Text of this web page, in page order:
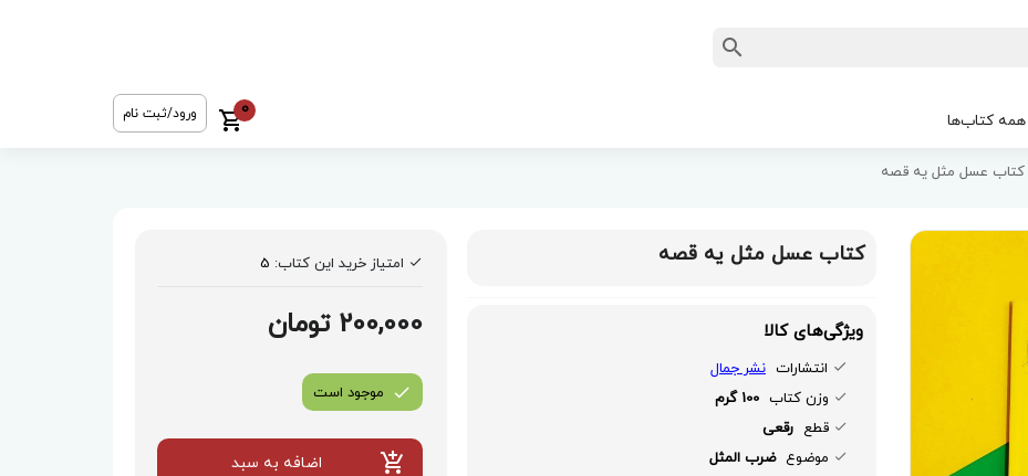
همه کتاب‌ها
0 ورود/ثبت نام
کتاب عسل مثل یه قصه
کتاب عسل مثل یه قصه
ویژگی‌های کالا
انتشارات نشر جمال
وزن کتاب 100 گرم
قطع رقعی
موضوع ضرب المثل
امتیاز خرید این کتاب: 5
200,000 تومان
موجود است
اضافه به سبد